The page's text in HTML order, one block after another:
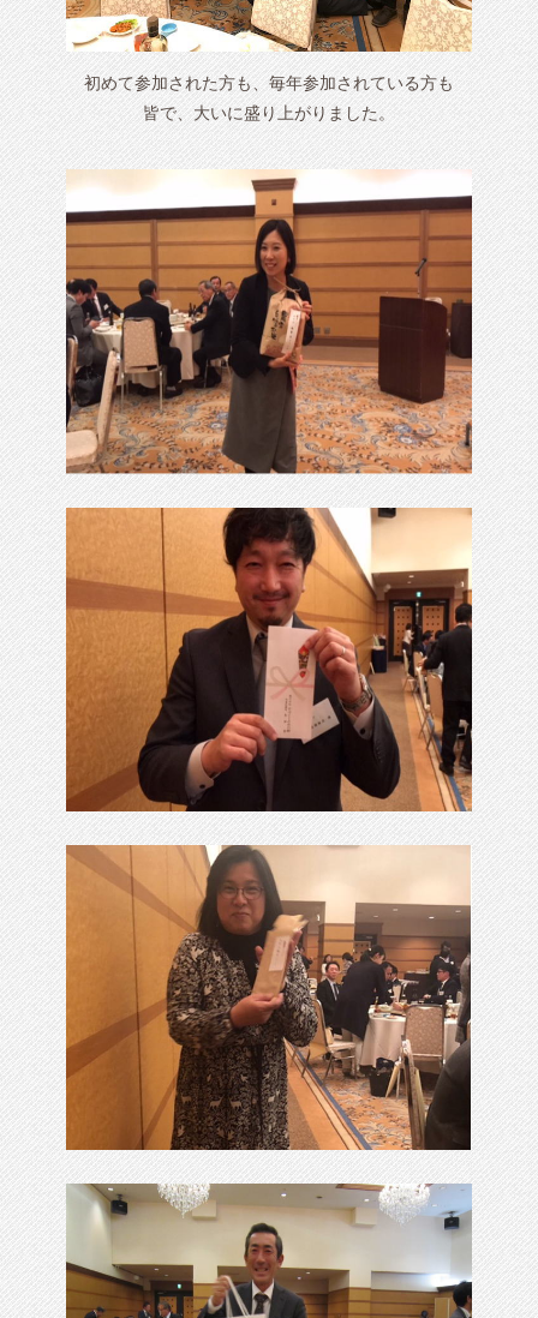
初めて参加された方も、毎年参加されている方も
皆で、大いに盛り上がりました。